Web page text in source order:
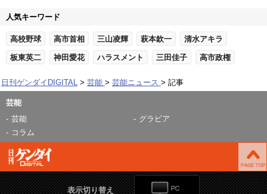
人気キーワード
高校野球 高市首相 三山凌輝 萩本欽一 清水アキラ
板東英二 神田愛花 ハラスメント 三田佳子 高市政権
日刊ゲンダイDIGITAL 芸能 芸能ニュース 記事
芸能
芸能
グラビア
コラム
表示切り替え